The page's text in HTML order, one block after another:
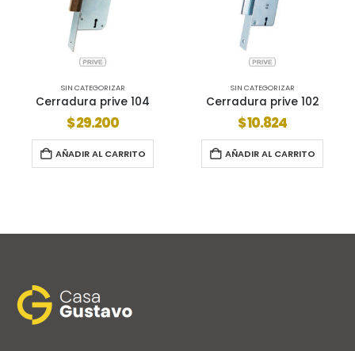
SIN CATEGORIZAR
prive 104
29.200
AÑADIR AL CARRITO
SIN CATEGORIZAR
Cerradura prive 102
AÑADIR AL CARRITO